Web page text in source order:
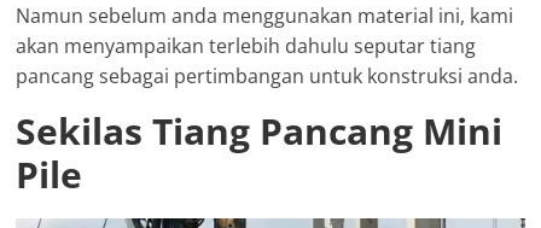
Namun sebelum anda menggunakan material ini, kami
akan menyampaikan terlebih dahulu seputar tiang
pancang sebagai pertimbangan untuk konstruksi anda.
Sekilas Tiang Pancang Mini
Pile